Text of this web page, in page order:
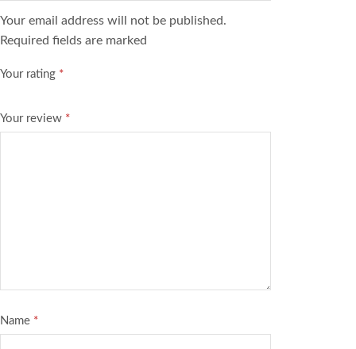
Your email address will not be published.
Required fields are marked
Your rating *
Your review *
Name *